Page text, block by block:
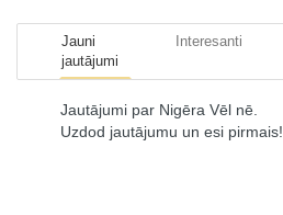
Jauni
jautājumi
Interesanti
Jautājumi par Nigēra Vēl nē.
Uzdod jautājumu un esi pirmais!